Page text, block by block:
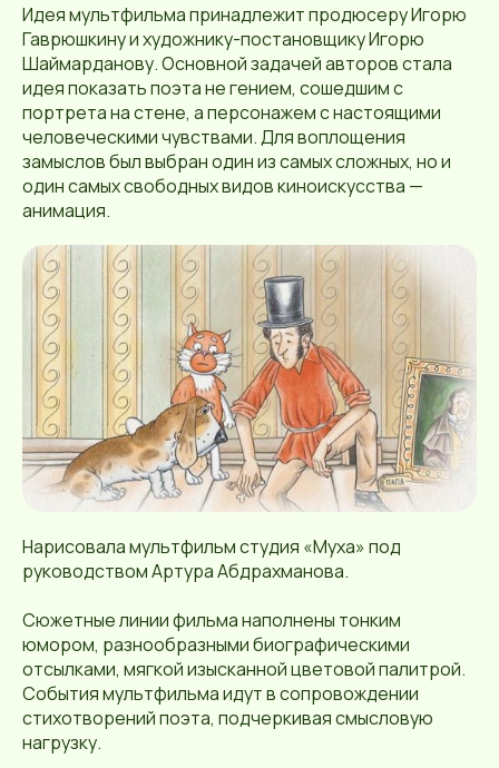
Идея мультфильма принадлежит продюсеру Игорю
Гаврюшкину и художнику-постановщику Игорю
Шаймарданову. Основной задачей авторов стала
идея показать поэта не гением, сошедшим с
портрета на стене, а персонажем с настоящими
человеческими чувствами. Для воплощения
замыслов был выбран один из самых сложных, но и
один самых свободных видов киноискусства —
анимация.
Нарисовала мультфильм студия «Муха» под
руководством Артура Абдрахманова.
Сюжетные линии фильма наполнены тонким
юмором, разнообразными биографическими
отсылками, мягкой изысканной цветовой палитрой.
События мультфильма идут в сопровождении
стихотворений поэта, подчеркивая смысловую
нагрузку.